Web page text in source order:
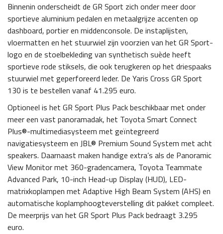
Binnenin onderscheidt de GR Sport zich onder meer door
sportieve aluminium pedalen en metaalgrijze accenten op
dashboard, portier en middenconsole. De instaplijsten,
vloermatten en het stuurwiel zijn voorzien van het GR Sport-
logo en de stoelbekleding van synthetisch suède heeft
sportieve rode stiksels, die ook terugkeren op het driespaaks
stuurwiel met geperforeerd leder. De Yaris Cross GR Sport
130 is te bestellen vanaf 41.295 euro.
Optioneel is het GR Sport Plus Pack beschikbaar met onder
meer een vast panoramadak, het Toyota Smart Connect
Plus®-multimediasysteem met geïntegreerd
navigatiesysteem en JBL® Premium Sound System met acht
speakers. Daarnaast maken handige extra’s als de Panoramic
View Monitor met 360-gradencamera, Toyota Teammate
Advanced Park, 10-inch Head-up Display (HUD), LED-
matrixkoplampen met Adaptive High Beam System (AHS) en
automatische koplamphoogteverstelling dit pakket compleet.
De meerprijs van het GR Sport Plus Pack bedraagt 3.295
euro.